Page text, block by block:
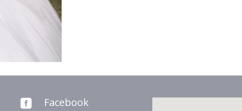
 Facebook